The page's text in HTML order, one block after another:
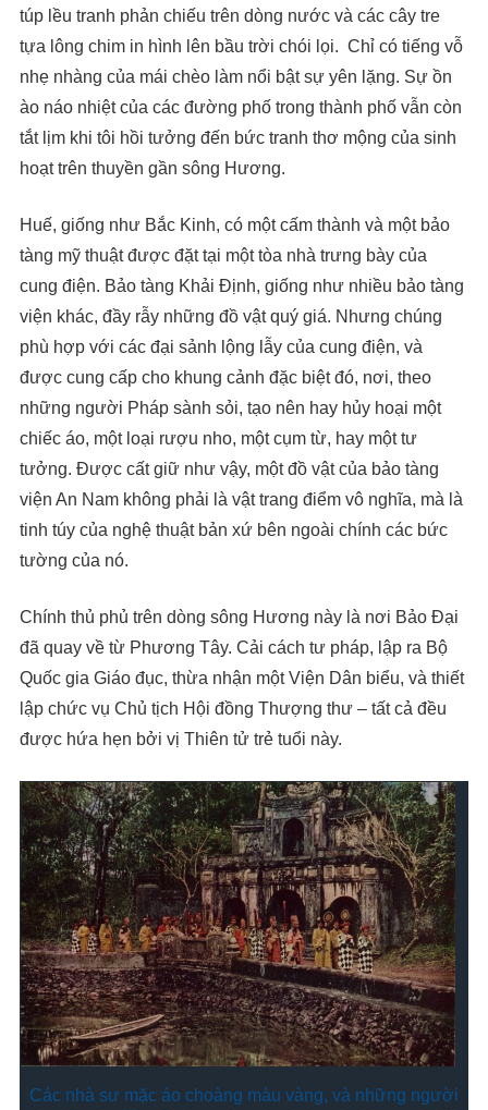
túp lều tranh phản chiếu trên dòng nước và các cây tre
tựa lông chim in hình lên bầu trời chói lọi. Chỉ có tiếng vỗ
nhẹ nhàng của mái chèo làm nổi bật sự yên lặng. Sự ồn
ào náo nhiệt của các đường phố trong thành phố vẫn còn
tắt lịm khi tôi hồi tưởng đến bức tranh thơ mộng của sinh
hoạt trên thuyền gần sông Hương.
Huế, giống như Bắc Kinh, có một cấm thành và một bảo
tàng mỹ thuật được đặt tại một tòa nhà trưng bày của
cung điện. Bảo tàng Khải Định, giống như nhiều bảo tàng
viện khác, đầy rẫy những đồ vật quý giá. Nhưng chúng
phù hợp với các đại sảnh lộng lẫy của cung điện, và
được cung cấp cho khung cảnh đặc biệt đó, nơi, theo
những người Pháp sành sỏi, tạo nên hay hủy hoại một
chiếc áo, một loại rượu nho, một cụm từ, hay một tư
tưởng. Được cất giữ như vậy, một đồ vật của bảo tàng
viện An Nam không phải là vật trang điểm vô nghĩa, mà là
tinh túy của nghệ thuật bản xứ bên ngoài chính các bức
tường của nó.
Chính thủ phủ trên dòng sông Hương này là nơi Bảo Đại
đã quay về từ Phương Tây. Cải cách tư pháp, lập ra Bộ
Quốc gia Giáo đục, thừa nhận một Viện Dân biểu, và thiết
lập chức vụ Chủ tịch Hội đồng Thượng thư – tất cả đều
được hứa hẹn bởi vị Thiên tử trẻ tuổi này.
Các nhà sư mặc áo choàng màu vàng, và những người